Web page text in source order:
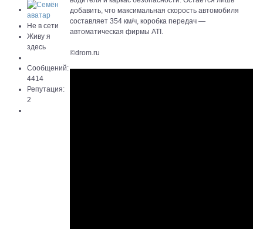
Не в сети
Живу я
здесь
Сообщений:
4414
Репутация:
2
добавить, что максимальная скорость автомобиля
составляет 354 км/ч, коробка передач —
автоматическая фирмы ATI.
©drom.ru